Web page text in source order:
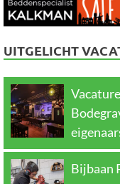
UITGELICHT
Bijbaan